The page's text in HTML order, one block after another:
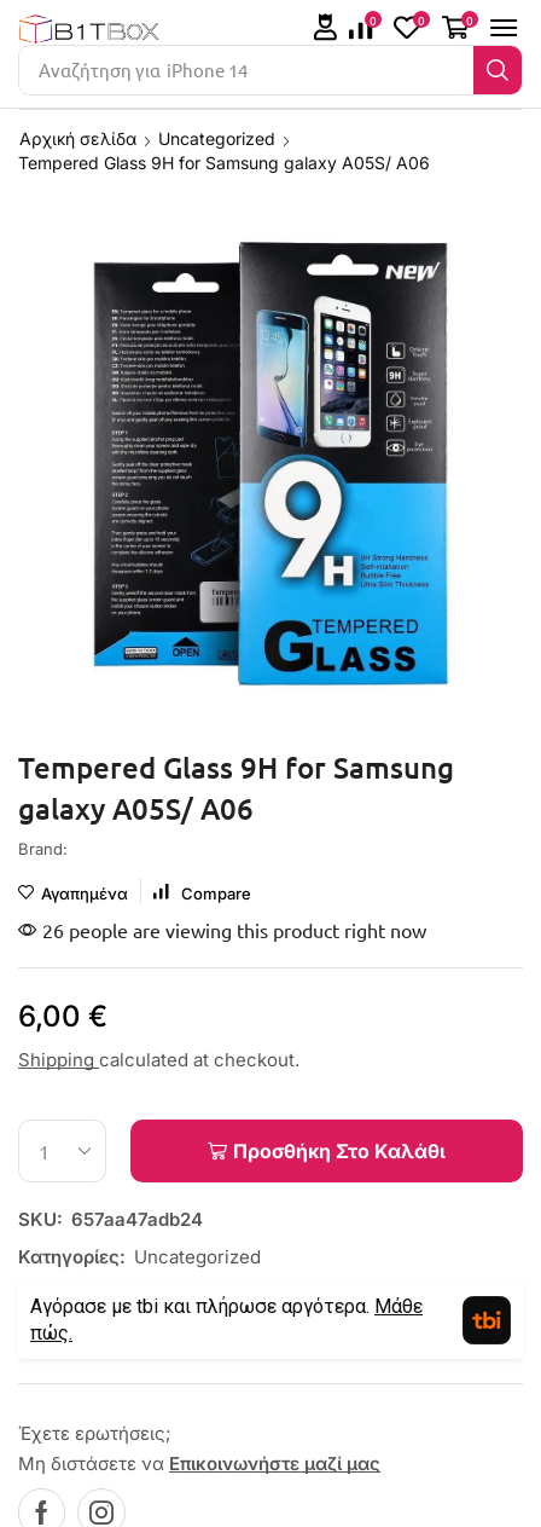
Αναζήτηση για iPhone 14
0 0 0
Αρχική σελίδα
Uncategorized
Tempered Glass 9H for Samsung galaxy A05S/ A06
Tempered Glass 9H for Samsung
galaxy A05S/ A06
Brand:
Αγαπημένα Compare
26 people are viewing this product right now
6,00 €
Shipping calculated at checkout.
Προσθήκη Στο Καλάθι
SKU: 657aa47adb24
Κατηγορίες: Uncategorized
Αγόρασε με tbi και πλήρωσε αργότερα. Μάθε
πώς.
Έχετε ερωτήσεις;
Μη διστάσετε να Επικοινωνήστε μαζί μας